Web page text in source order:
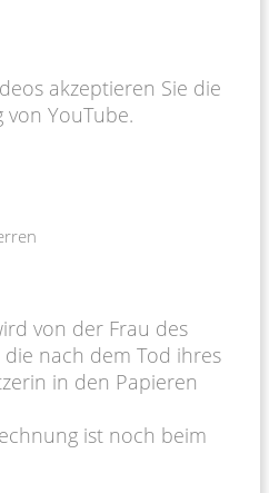
akzeptieren Sie die
YouTube.
von der Frau des
die nach dem Tod ihres
in den Papieren
ist noch beim